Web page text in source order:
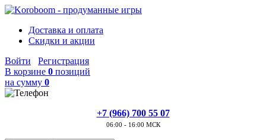
Доставка и оплата
Скидки и акции
Войти
Регистрация
В корзине 0 позиций
на сумму 0
+7 (966) 700 55 07
06:00 - 16:00 МСК